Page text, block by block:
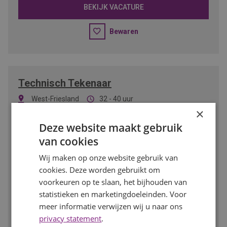
BEKIJK VACATURE
Bewaren
Technisch Tekenaar
West-Friesland
32 - 40 uur
Ben jij technisch sterk, werk je nauwkeurig en haal je
voldoening uit het maken van slimme technische
iets voor jou. Je werkt aan uiteenlopende projecten binnen
de installatietechniek en vertaalt ontwerpen naar duidelijke
technische tekeningen.
BEKIJK VACATURE
×
Deze website maakt gebruik
van cookies
Wij maken op onze website gebruik van
cookies. Deze worden gebruikt om
voorkeuren op te slaan, het bijhouden van
statistieken en marketingdoeleinden. Voor
meer informatie verwijzen wij u naar ons
privacy statement.